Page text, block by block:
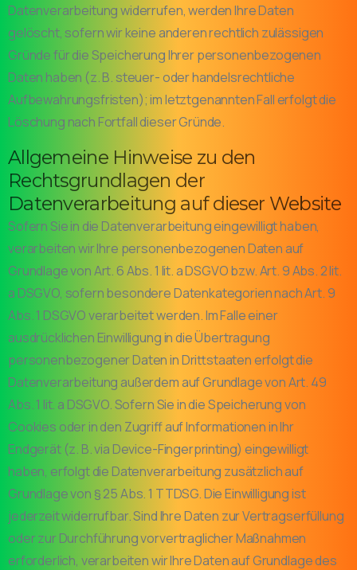
Datenverarbeitung widerrufen, werden Ihre Daten
gelöscht, sofern wir keine anderen rechtlich zulässigen
Gründe für die Speicherung Ihrer personenbezogenen
Daten haben (z. B. steuer- oder handelsrechtliche
Aufbewahrungsfristen); im letztgenannten Fall erfolgt die
Löschung nach Fortfall dieser Gründe.
Allgemeine Hinweise zu den
Rechtsgrundlagen der
Datenverarbeitung auf dieser Website
Sofern Sie in die Datenverarbeitung eingewilligt haben,
verarbeiten wir Ihre personenbezogenen Daten auf
Grundlage von Art. 6 Abs. 1 lit. a DSGVO bzw. Art. 9 Abs. 2 lit.
a DSGVO, sofern besondere Datenkategorien nach Art. 9
Abs. 1 DSGVO verarbeitet werden. Im Falle einer
ausdrücklichen Einwilligung in die Übertragung
personenbezogener Daten in Drittstaaten erfolgt die
Datenverarbeitung außerdem auf Grundlage von Art. 49
Abs. 1 lit. a DSGVO. Sofern Sie in die Speicherung von
Cookies oder in den Zugriff auf Informationen in Ihr
Endgerät (z. B. via Device-Fingerprinting) eingewilligt
haben, erfolgt die Datenverarbeitung zusätzlich auf
Grundlage von § 25 Abs. 1 TTDSG. Die Einwilligung ist
jederzeit widerrufbar. Sind Ihre Daten zur Vertragserfüllung
oder zur Durchführung vorvertraglicher Maßnahmen
erforderlich, verarbeiten wir Ihre Daten auf Grundlage des